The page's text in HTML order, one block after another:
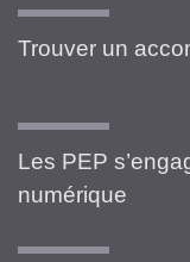
Trouver un
Les PEP
numérique